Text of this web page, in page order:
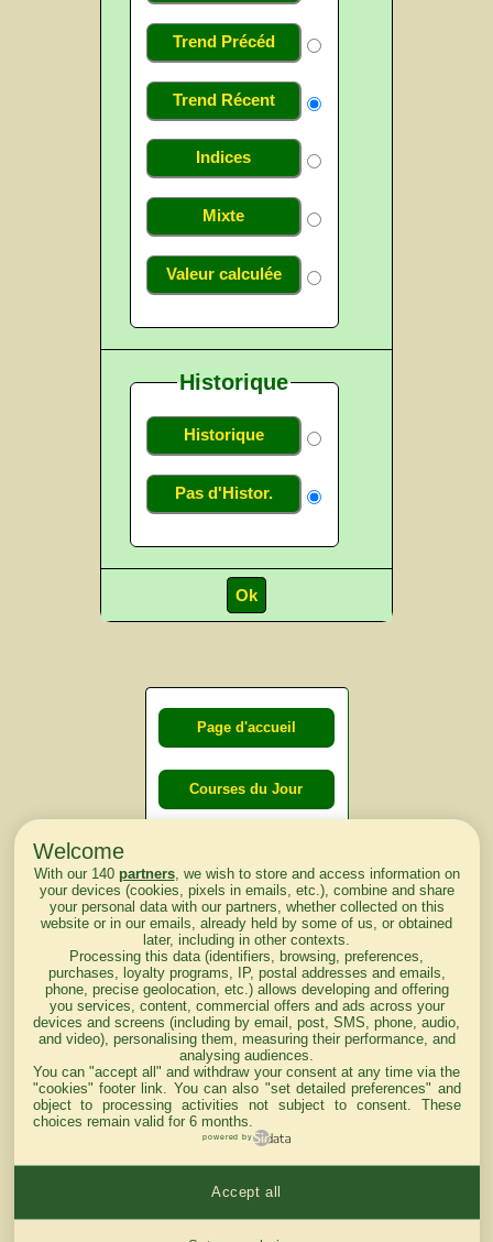
Trend Précéd
Trend Récent
Indices
Mixte
Valeur calculée
Historique
Historique
Pas d'Histor.
Page d'accueil
Courses du Jour
lendemain
Courses
d'aujourd'hui
Haut de Page
Mentions légales du site
Welcome
With our 140 partners, we wish to store and access information on
your devices (cookies, pixels in emails, etc.), combine and share
your personal data with our partners, whether collected on this
website or in our emails, already held by some of us, or obtained
later, including in other contexts.
Processing this data (identifiers, browsing, preferences,
purchases, loyalty programs, IP, postal addresses and emails,
phone, precise geolocation, etc.) allows developing and offering
you services, content, commercial offers and ads across your
devices and screens (including by email, post, SMS, phone, audio,
and video), personalising them, measuring their performance, and
analysing audiences.
You can "accept all" and withdraw your consent at any time via the
"cookies" footer link . You can also "set detailed preferences" and
object to processing activities not subject to consent. These
choices remain valid for 6 months.
powered by
Accept all